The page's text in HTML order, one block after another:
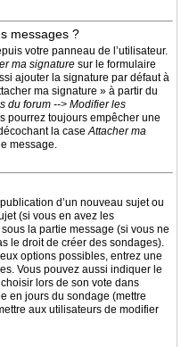
messages ?
votre panneau de l’utilisateur.
ma signature sur le formulaire
ajouter la signature par défaut à
ma signature » à partir du
du forum --> Modifier les
pourrez toujours empêcher une
la caseAttacher ma
message.
d’un nouveau sujet ou
(si vous en avez les
sous la partie message (si vous ne
le droit de créer des sondages).
options possibles, entrez une
Vous pouvez aussi indiquer le
lors de son vote dans
en jours du sondage (mettre
aux utilisateurs de modifier